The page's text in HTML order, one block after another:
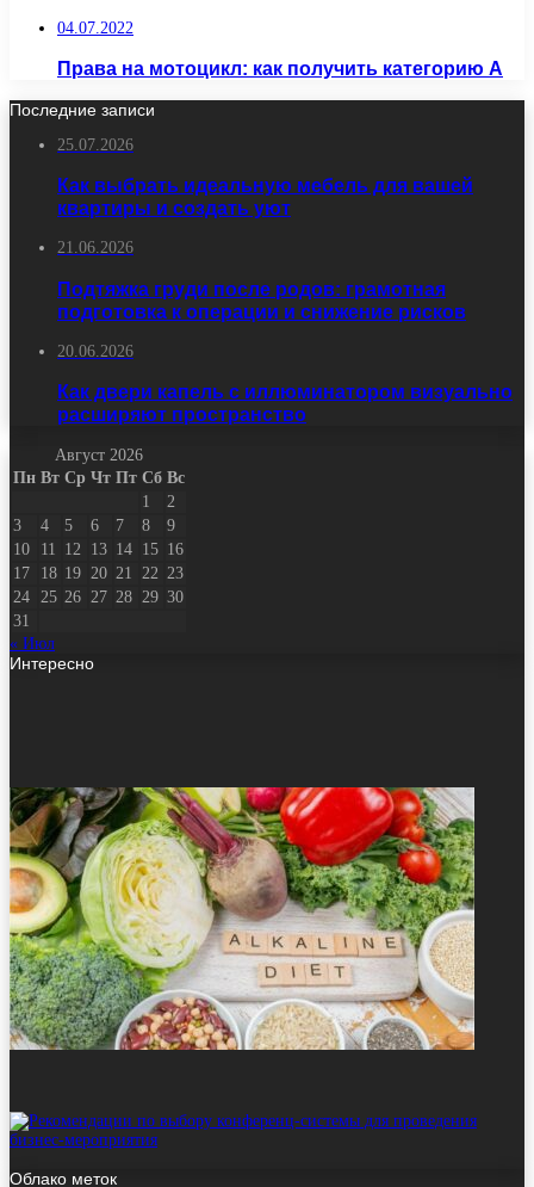
04.07.2022
Права на мотоцикл: как получить категорию А
Последние записи
25.07.2026
Как выбрать идеальную мебель для вашей
квартиры и создать уют
21.06.2026
Подтяжка груди после родов: грамотная
подготовка к операции и снижение рисков
20.06.2026
Как двери капель с иллюминатором визуально
расширяют пространство
Август 2026
Пн Вт Ср Чт Пт Сб Вс
1
2
3
4 5 6 7 8
9
10
11 12 13 14 15 16
17
18 19 20 21 22 23
24
25 26 27 28 29 30
31
« Июл
Интересно
Облако меток